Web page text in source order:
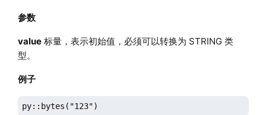
参数
value标量，表示初始值，必须可以转换为 STRING 类
型。
例子
py::bytes("123")